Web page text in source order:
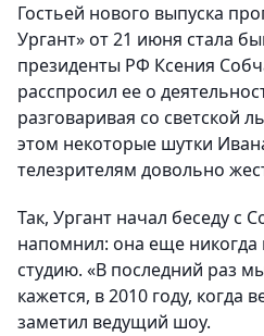
Гостьей нового выпуска
Ургант» от 21 июня стала
президенты РФ Ксения
расспросил ее о
разговаривая со светской
этом некоторые шутки
телезрителям довольно
Так, Ургант начал беседу с
напомнил: она еще никогда
студию. «В последний раз
кажется, в 2010 году, когда
заметил ведущий шоу.